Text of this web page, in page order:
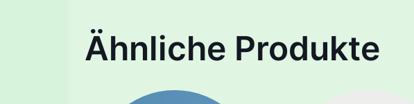
Ähnliche Produkte